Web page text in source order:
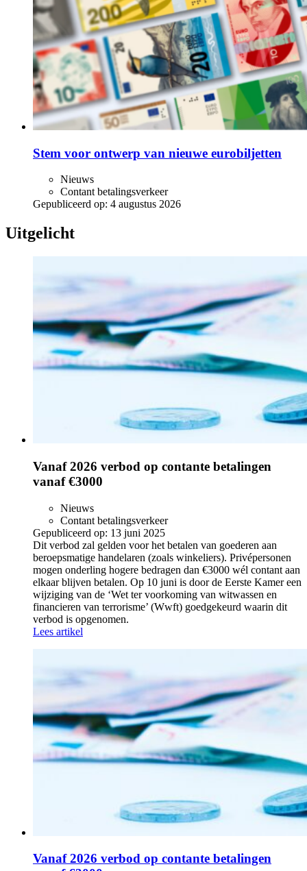
Stem voor ontwerp van nieuwe eurobiljetten
Nieuws
Contant betalingsverkeer
Gepubliceerd op: 4 augustus 2026
Uitgelicht
Vanaf 2026 verbod op contante betalingen
vanaf €3000
Nieuws
Contant betalingsverkeer
Gepubliceerd op: 13 juni 2025
Dit verbod zal gelden voor het betalen van goederen aan
beroepsmatige handelaren (zoals winkeliers). Privépersonen
mogen onderling hogere bedragen dan €3000 wél contant aan
elkaar blijven betalen. Op 10 juni is door de Eerste Kamer een
wijziging van de ‘Wet ter voorkoming van witwassen en
financieren van terrorisme’ (Wwft) goedgekeurd waarin dit
verbod is opgenomen.
Lees artikel
Vanaf 2026 verbod op contante betalingen